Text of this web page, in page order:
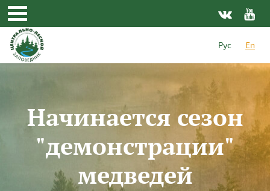
Skip to main content
Рус
En
Начинается сезон
"демонстрации"
медведей